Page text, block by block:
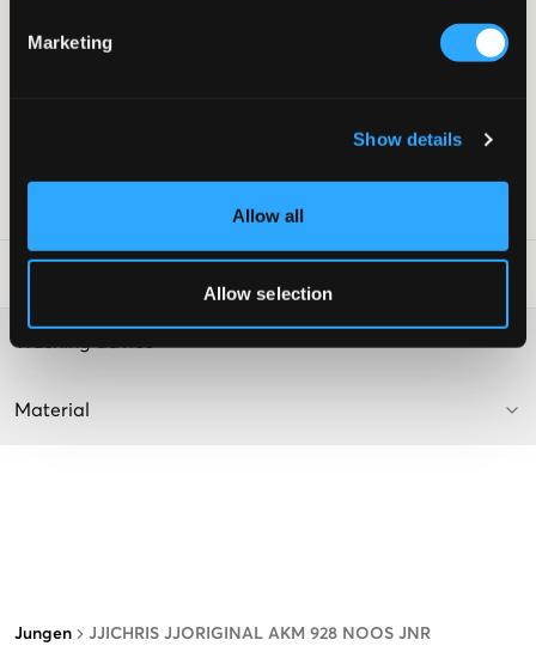
Marketing
Show details
Allow all
Allow selection
Jungen JJICHRIS JJORIGINAL AKM 928 NOOS JNR
Hosenschlitz bestehend aus Knopf und Reißverschluss
Washing advice
Material